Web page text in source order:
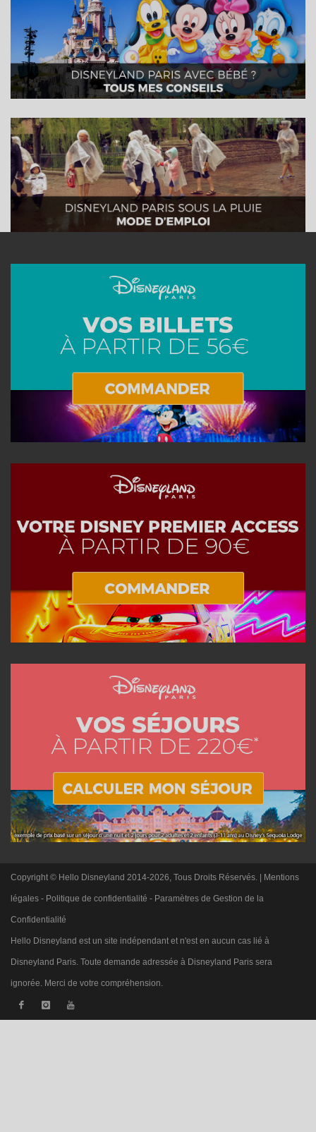
Copyright © Hello Disneyland 2014-2026, Tous Droits Réservés. | Mentions
légales - Politique de confidentialité - Paramètres de Gestion de la
Confidentialité
Hello Disneyland est un site indépendant et n'est en aucun cas lié à
Disneyland Paris. Toute demande adressée à Disneyland Paris sera
ignorée. Merci de votre compréhension.